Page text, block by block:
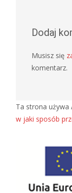
Dodaj
Musisz się
komentarz.
Ta strona używa
w jaki sposób